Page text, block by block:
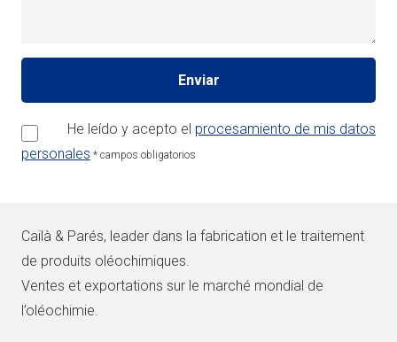
He leído y acepto el procesamiento de mis datos
personales * campos obligatorios
Cailà & Parés, leader dans la fabrication et le traitement
de produits oléochimiques.
Ventes et exportations sur le marché mondial de
l’oléochimie.